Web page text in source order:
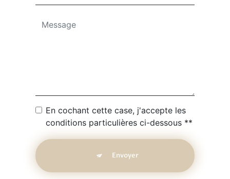
En cochant cette case, j'accepte les
conditions particulières ci-dessous **
Envoyer